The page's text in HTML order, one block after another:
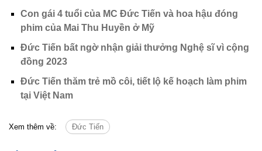
Con gái 4 tuổi của MC Đức Tiến và hoa hậu đóng
phim của Mai Thu Huyền ở Mỹ
Đức Tiến bất ngờ nhận giải thưởng Nghệ sĩ vì cộng
đồng 2023
Đức Tiến thăm trẻ mồ côi, tiết lộ kế hoạch làm phim
tại Việt Nam
Xem thêm về: Đức Tiến